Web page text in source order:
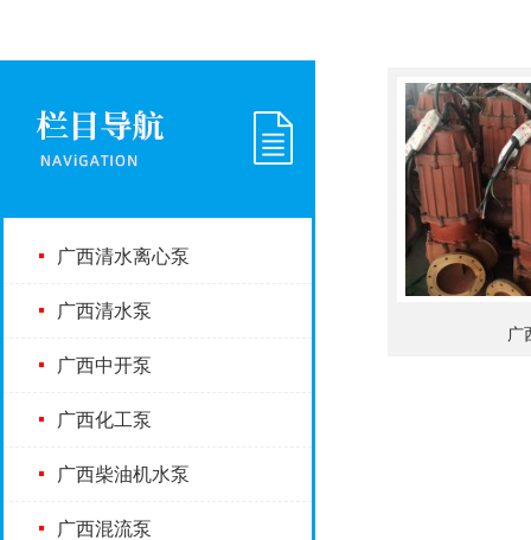
广西清水离心泵
广西清水泵
广西中开泵
广西化工泵
广西柴油机水泵
广西混流泵
广